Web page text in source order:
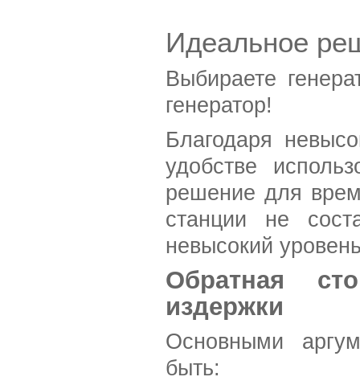
Идеальное
Выбираете
генератор!
Благодаря
удобстве
решение для
станции не
невысокий
Обратная
издержки
Основными
быть: